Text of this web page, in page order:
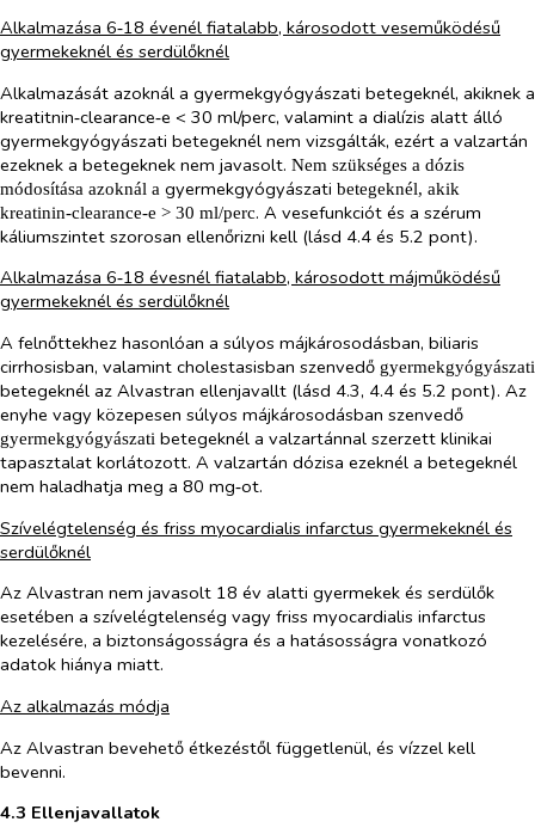
Alkalmazása 6‑18 évenél fiatalabb, károsodott veseműködésű
gyermekeknél és serdülőknél
Alkalmazását azoknál a gyermekgyógyászati betegeknél, akiknek a
kreatitnin‑clearance‑e < 30 ml/perc, valamint a dialízis alatt álló
gyermekgyógyászati betegeknél nem vizsgálták, ezért a valzartán
ezeknek a betegeknek nem javasolt. Nem szükséges a dózis
módosítása azoknál a gyermekgyógyászati betegeknél, akik
kreatinin‑clearance‑e > 30 ml/perc. A vesefunkciót és a szérum
káliumszintet szorosan ellenőrizni kell (lásd 4.4 és 5.2 pont).
Alkalmazása 6‑18 évesnél fiatalabb, károsodott májműködésű
gyermekeknél és serdülőknél
A felnőttekhez hasonlóan a súlyos májkárosodásban, biliaris
cirrhosisban, valamint cholestasisban szenvedő gyermekgyógyászati
betegeknél az Alvastran ellenjavallt (lásd 4.3, 4.4 és 5.2 pont). Az
enyhe vagy közepesen súlyos májkárosodásban szenvedő
gyermekgyógyászati betegeknél a valzartánnal szerzett klinikai
tapasztalat korlátozott. A valzartán dózisa ezeknél a betegeknél
nem haladhatja meg a 80 mg‑ot.
Szívelégtelenség és friss myocardialis infarctus gyermekeknél és
serdülőknél
Az Alvastran nem javasolt 18 év alatti gyermekek és serdülők
esetében a szívelégtelenség vagy friss myocardialis infarctus
kezelésére, a biztonságosságra és a hatásosságra vonatkozó
adatok hiánya miatt.
Az alkalmazás módja
Az Alvastran bevehető étkezéstől függetlenül, és vízzel kell
bevenni.
4.3 Ellenjavallatok